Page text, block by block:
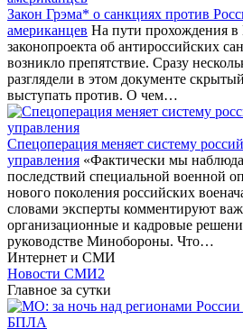
Закон Грэма* о санкциях против
американцев На пути прохождения
законопроекта об антироссийских
возникло препятствие. Сразу
разглядели в этом документе
выступать против. О чем…
Спецоперация меняет систему
управления «Фактически мы
последствий специальной военной
нового поколения российских
словами эксперты комментируют
организационные и кадровые
руководстве Минобороны. Что…
Интернет и СМИ
Новости СМИ2
Главное за сутки